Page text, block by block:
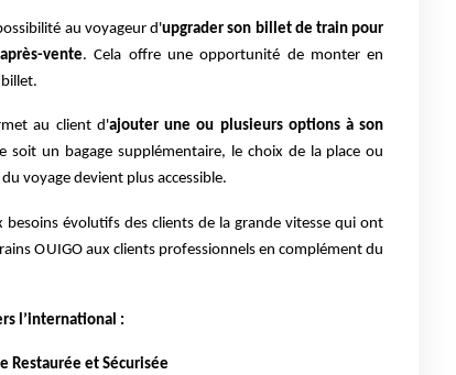
au voyageur d'upgrader son billet de train pour
vente. Cela offre une opportunité de monter en
au client d'ajouter une ou plusieurs options à son
soit un bagage supplémentaire, le choix de la place ou
voyage devient plus accessible.
évolutifs des clients de la grande vitesse qui ont
OUIGO aux clients professionnels en complément du
l’international :
Restaurée et Sécurisée